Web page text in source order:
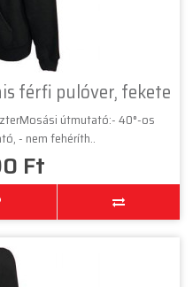
férfi pulóver, fekete
útmutató:- 40°-os
- nem fehéríth..
Ft